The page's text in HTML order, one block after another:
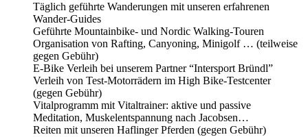
Täglich geführte Wanderungen mit unseren erfahrenen
Wander-Guides
Geführte Mountainbike- und Nordic Walking-Touren
Organisation von Rafting, Canyoning, Minigolf … (teilweise
gegen Gebühr)
E-Bike Verleih bei unserem Partner “Intersport Bründl”
Verleih von Test-Motorrädern im High Bike-Testcenter
(gegen Gebühr)
Vitalprogramm mit Vitaltrainer: aktive und passive
Meditation, Muskelentspannung nach Jacobsen…
Reiten mit unseren Haflinger Pferden (gegen Gebühr)